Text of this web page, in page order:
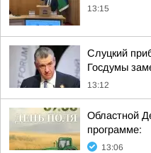
13:15
Слуцкий
Госдумы
13:12
Областной
программе:
13:06